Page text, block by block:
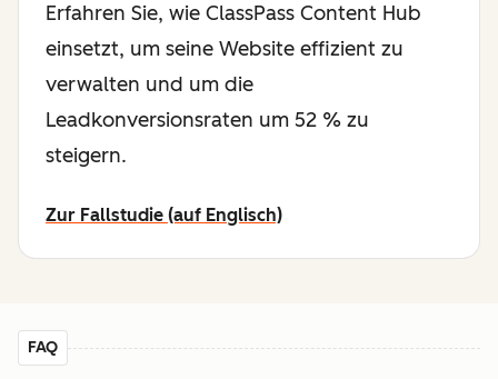
Erfahren Sie, wie ClassPass Content Hub
einsetzt, um seine Website effizient zu
verwalten und um die
Leadkonversionsraten um 52 % zu
steigern.
Zur Fallstudie (auf Englisch)
FAQ